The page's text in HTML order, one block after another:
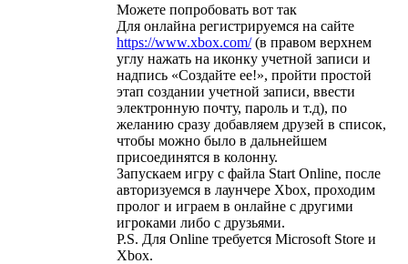
Можете попробовать вот так
Для онлайна регистрируемся на сайте
https://www.xbox.com/(в правом верхнем
углу нажать на иконку учетной записи и
надпись «Создайте ее!», пройти простой
этап создании учетной записи, ввести
электронную почту, пароль и т.д), по
желанию сразу добавляем друзей в список,
чтобы можно было в дальнейшем
присоединятся в колонну.
Запускаем игру с файла Start Online, после
авторизуемся в лаунчере Xbox, проходим
пролог и играем в онлайне с другими
игроками либо с друзьями.
P.S. Для Online требуется Microsoft Store и
Xbox.